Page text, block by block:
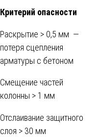
Критерий опасности
Раскрытие > 0,5 мм —
потеря сцепления
арматуры с бетоном
Смещение частей
колонны > 1 мм
Отслаивание защитного
слоя > 30 мм